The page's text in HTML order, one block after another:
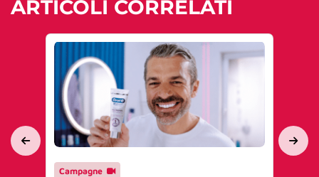
ARTICOLI CORRELATI
Campagne